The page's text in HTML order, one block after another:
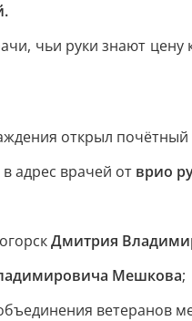
чьи руки знают
открыл почётный
адрес врачей от врио
Дмитрия
Мешкова;
ветеранов